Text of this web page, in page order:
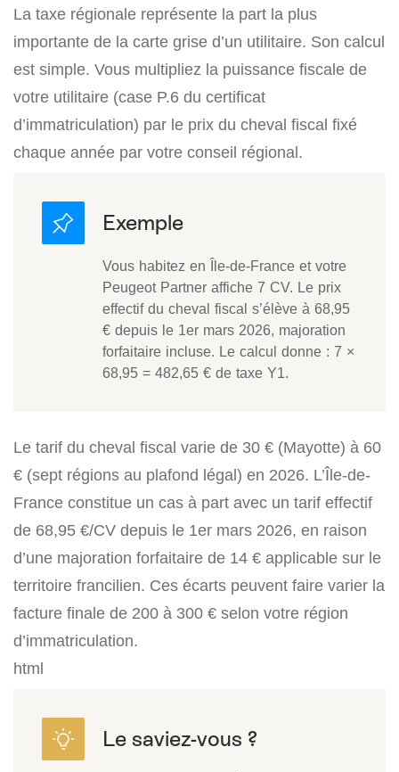
La taxe régionale représente la part la plus
importante de la carte grise d’un utilitaire. Son calcul
est simple. Vous multipliez la puissance fiscale de
votre utilitaire (case P.6 du certificat
d’immatriculation) par le prix du cheval fiscal fixé
chaque année par votre conseil régional.
Vous habitez en Île-de-France et votre
Peugeot Partner affiche 7 CV. Le prix
effectif du cheval fiscal s’élève à 68,95
€ depuis le 1er mars 2026, majoration
forfaitaire incluse. Le calcul donne : 7 ×
68,95 = 482,65 € de taxe Y1.
Le tarif du cheval fiscal varie de 30 € (Mayotte) à 60
€ (sept régions au plafond légal) en 2026. L’Île-de-
France constitue un cas à part avec un tarif effectif
de 68,95 €/CV depuis le 1er mars 2026, en raison
d’une majoration forfaitaire de 14 € applicable sur le
territoire francilien. Ces écarts peuvent faire varier la
facture finale de 200 à 300 € selon votre région
d’immatriculation.
html